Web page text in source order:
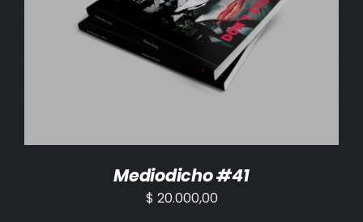
AÑADIR AL CARRITO / DETALLES
Mediodicho #41
$ 20.000,00